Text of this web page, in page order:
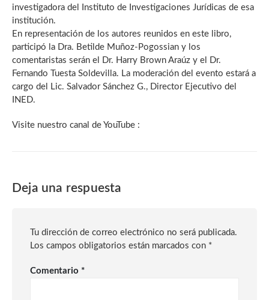
investigadora del Instituto de Investigaciones Jurídicas de esa
institución.
En representación de los autores reunidos en este libro,
participó la Dra. Betilde Muñoz-Pogossian y los
comentaristas serán el Dr. Harry Brown Araúz y el Dr.
Fernando Tuesta Soldevilla. La moderación del evento estará a
cargo del Lic. Salvador Sánchez G., Director Ejecutivo del
INED.
Visite nuestro canal de YouTube :
Deja una respuesta
Tu dirección de correo electrónico no será publicada.
Los campos obligatorios están marcados con *
Comentario *